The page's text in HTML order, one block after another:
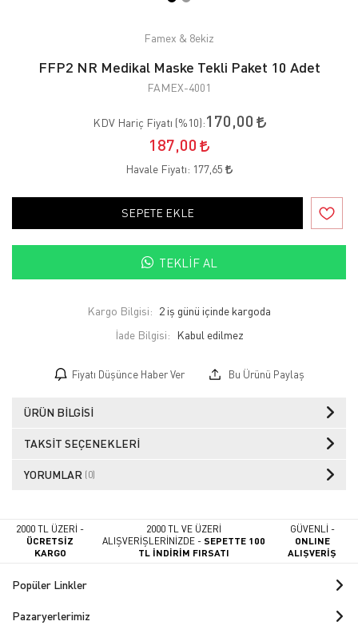
Famex & 8ekiz
FFP2 NR Medikal Maske Tekli Paket 10 Adet
FAMEX-4001
KDV Hariç Fiyatı (%10):170,00
187,00
Havale Fiyatı: 177,65
SEPETE EKLE
TEKLIF AL
Kargo Bilgisi: 2 iş günü içinde kargoda
İade Bilgisi:
Fiyatı Düşünce Haber Ver Bu Ürünü Paylaş
ÜRÜN BILGISI
TAKSIT SEÇENEKLERI
YORUMLAR (0)
2000 TL ÜZERİ -
ÜCRETSİZ
KARGO
2000 TL VE ÜZERİ
ALIŞVERİŞLERİNİZDE -SEPETTE 100
TL İNDİRİM FIRSATI
GÜVENLİ -
ONLINE
ALIŞVERİŞ
Popüler Linkler
Pazaryerlerimiz